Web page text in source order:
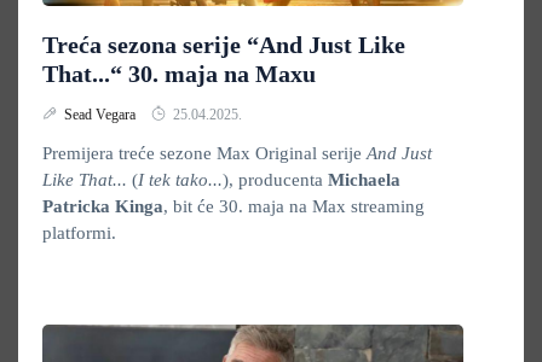
Treća sezona serije “And Just Like
That...“ 30. maja na Maxu
Sead Vegara 25.04.2025.
Premijera treće sezone Max Original serije And Just
Like That... (I tek tako...), producenta Michaela
Patricka Kinga, bit će 30. maja na Max streaming
platformi.